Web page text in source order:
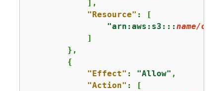
            ],
"Resource" : [
"arn:aws:s3:::name/of/
            ]
        },
{
"Effect" : "Allow" ,
"Action" : [